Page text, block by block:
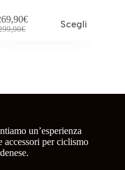
€
€ Scegli
un’esperienza
accessori per ciclismo